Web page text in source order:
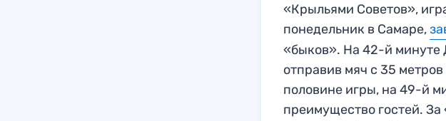
«Крыльями Советов»,
понедельник в Самаре,
«быков». На 42-й минуте
отправив мяч с 35
половине игры, на 49-й
преимущество гостей.